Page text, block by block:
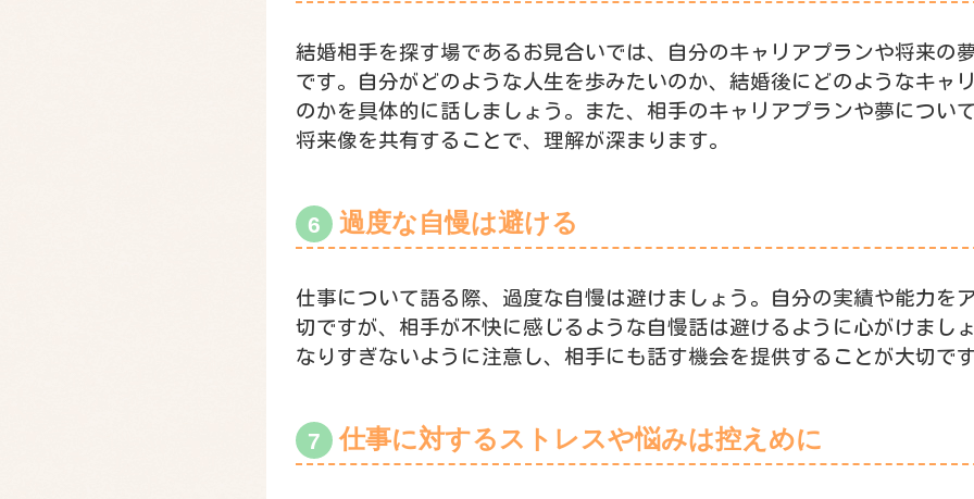
結婚相手を探す場であるお見合いでは、自分のキャリアプランや将来の
です。自分がどのような人生を歩みたいのか、結婚後にどのようなキャ
のかを具体的に話しましょう。また、相手のキャリアプランや夢につい
将来像を共有することで、理解が深まります。
過度な自慢は避ける
仕事について語る際、過度な自慢は避けましょう。自分の実績や能力を
切ですが、相手が不快に感じるような自慢話は避けるように心がけまし
なりすぎないように注意し、相手にも話す機会を提供することが大切で
仕事に対するストレスや悩みは控えめに